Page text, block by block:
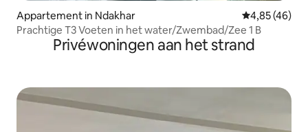
Appartement in Ndakhar Gemiddelde
4,85 (46)
Prachtige T3 Voeten in het water/Zwembad/Zee 1 B
Privéwoningen aan het strand